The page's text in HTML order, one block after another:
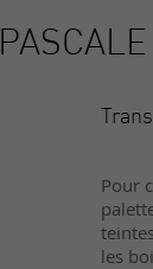
Pour
les